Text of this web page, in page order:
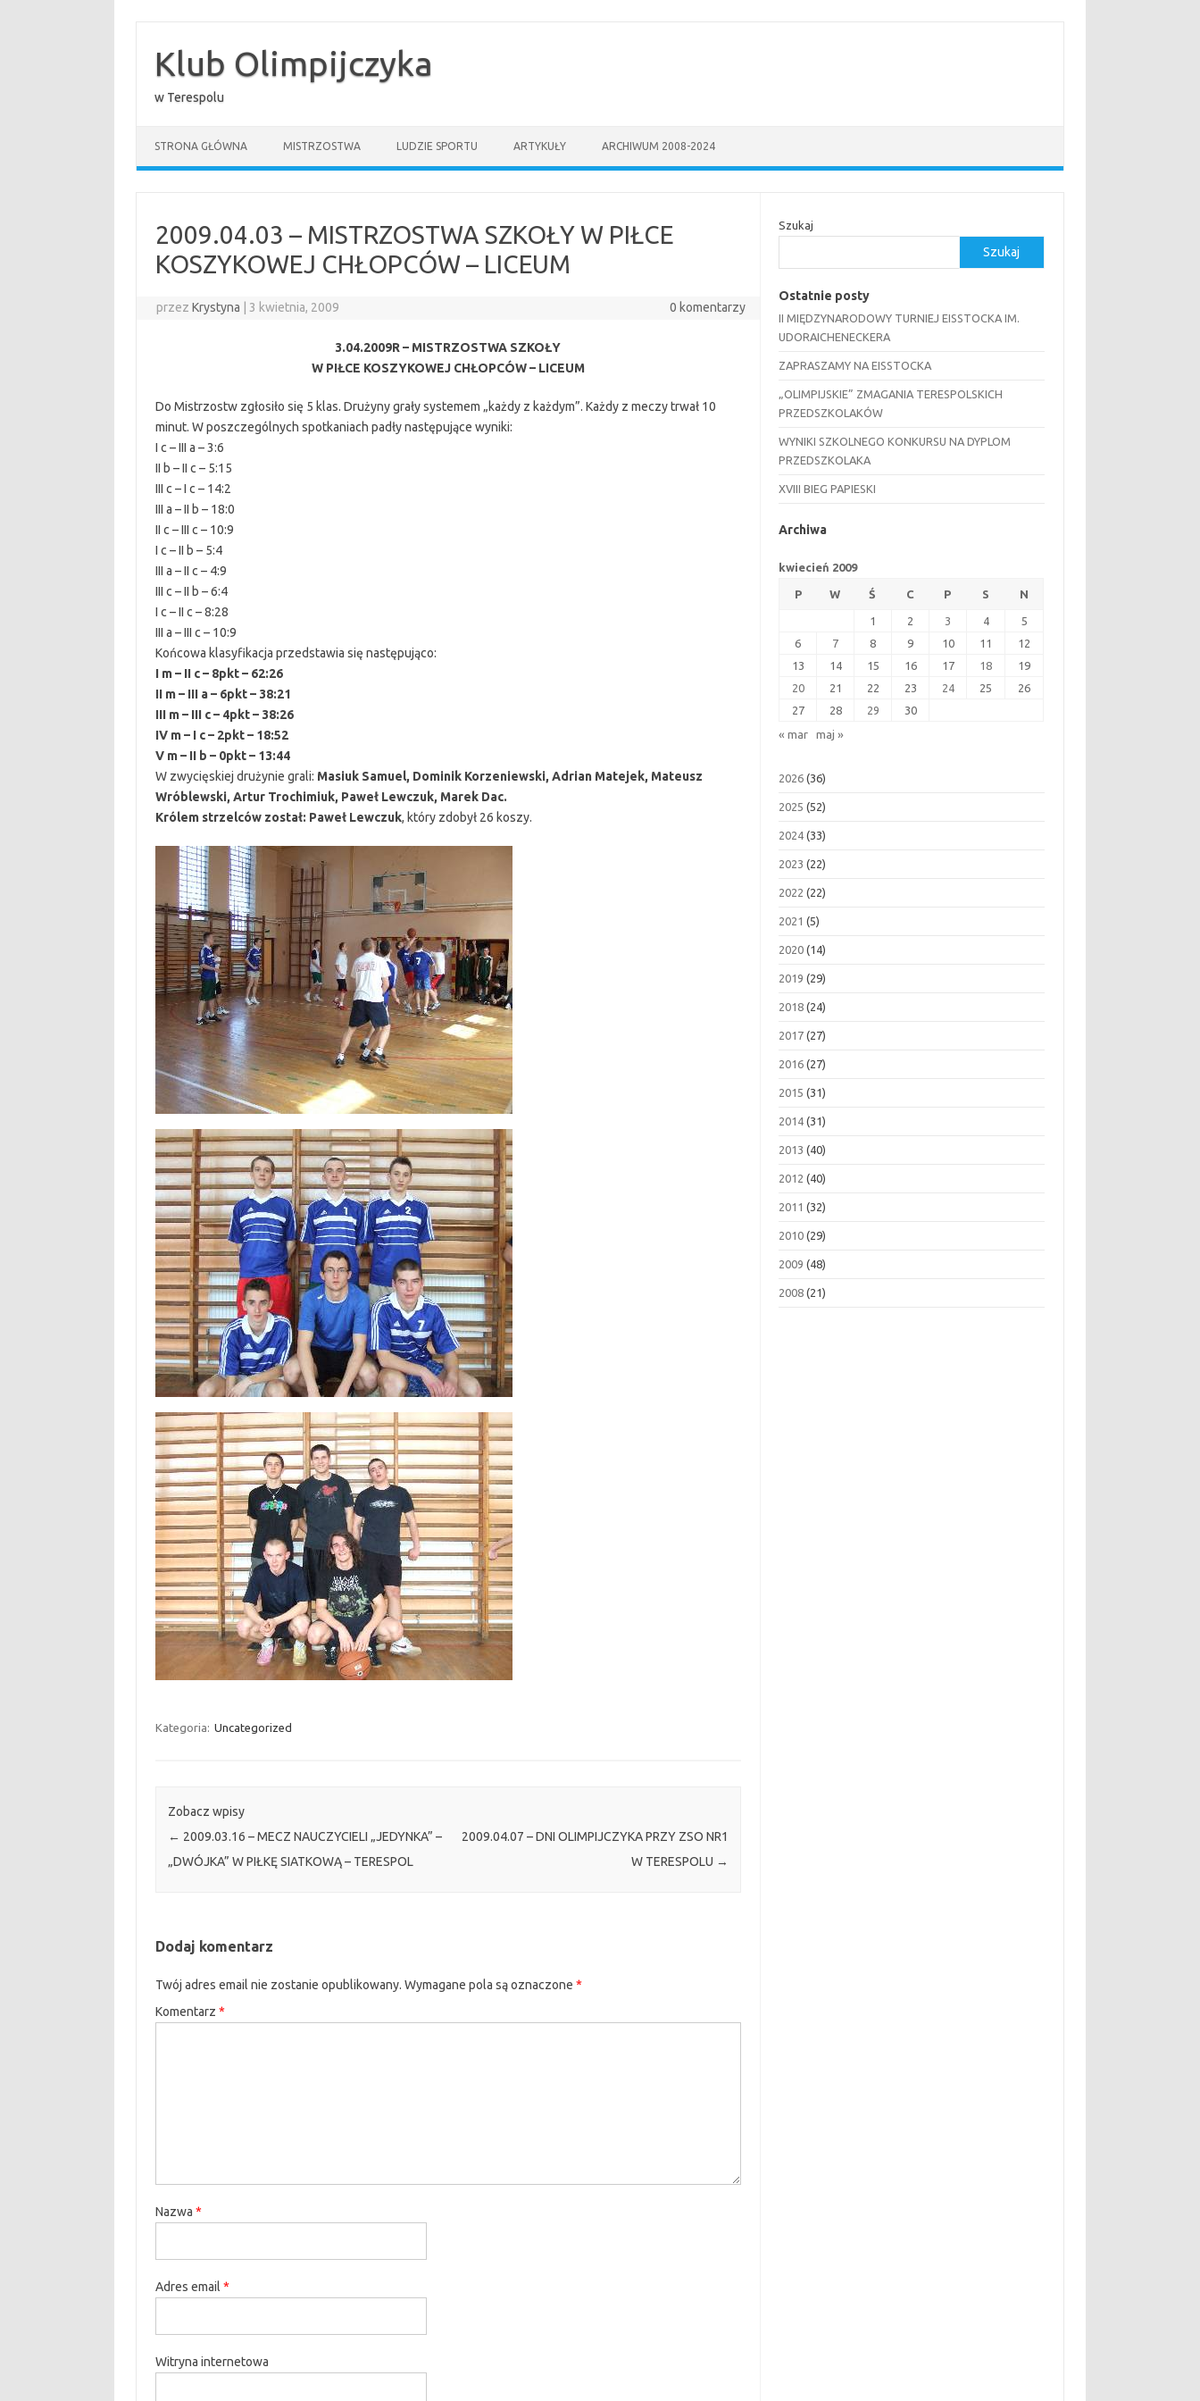
treściKlub Olimpijczyka
w Terespolu
STRONA GŁÓWNA MISTRZOSTWA LUDZIE SPORTU ARTYKUŁY ARCHIWUM 2008-2024
2009.04.03 – MISTRZOSTWA SZKOŁY W PIŁCE
KOSZYKOWEJ CHŁOPCÓW – LICEUM
przezKrystyna 3 kwietnia, 2009 0 komentarzy
3.04.2009R – MISTRZOSTWA SZKOŁY
W PIŁCE KOSZYKOWEJ CHŁOPCÓW – LICEUM
Do Mistrzostw zgłosiło się 5 klas. Drużyny grały systemem „każdy z każdym”. Każdy z meczy trwał 10
minut. W poszczególnych spotkaniach padły następujące wyniki:
I c – III a – 3:6
II b – II c – 5:15
III c – I c – 14:2
III a – II b – 18:0
II c – III c – 10:9
I c – II b – 5:4
III a – II c – 4:9
III c – II b – 6:4
I c – II c – 8:28
III a – III c – 10:9
Końcowa klasyfikacja przedstawia się następująco:
I m – II c – 8pkt – 62:26
II m – III a – 6pkt – 38:21
III m – III c – 4pkt – 38:26
IV m – I c – 2pkt – 18:52
V m – II b – 0pkt – 13:44
W zwycięskiej drużynie grali: Masiuk Samuel, Dominik Korzeniewski, Adrian Matejek, Mateusz
Wróblewski, Artur Trochimiuk, Paweł Lewczuk, Marek Dac.
Królem strzelców został: Paweł Lewczuk, który zdobył 26 koszy.
Kategoria: Uncategorized
Zobacz wpisy
← 2009.03.16 – MECZ NAUCZYCIELI „JEDYNKA” –
„DWÓJKA” W PIŁKĘ SIATKOWĄ – TERESPOL
2009.04.07 – DNI OLIMPIJCZYKA PRZY ZSO NR1
W TERESPOLU →
Dodaj komentarz
Twój adres email nie zostanie opublikowany. Wymagane pola są oznaczone *
Komentarz *
Nazwa *
Adres email *
Witryna internetowa
Szukaj
Szukaj
Ostatnie posty
II MIĘDZYNARODOWY TURNIEJ EISSTOCKA IM.
UDORAICHENECKERA
ZAPRASZAMY NA EISSTOCKA
„OLIMPIJSKIE” ZMAGANIA TERESPOLSKICH
PRZEDSZKOLAKÓW
WYNIKI SZKOLNEGO KONKURSU NA DYPLOM
PRZEDSZKOLAKA
XVIII BIEG PAPIESKI
Archiwa
kwiecień 2009
P W Ś C P S N
1 2 3 4
5
6
7 8 9 10 11
12
13
14 15 16 17 18
19
20
21 22 23 24 25
26
27
28 29 30
« mar maj »
2026 (36)
2025 (52)
2024 (33)
2023 (22)
2022 (22)
2021 (5)
2020 (14)
2019 (29)
2018 (24)
2017 (27)
2016 (27)
2015 (31)
2014 (31)
2013 (40)
2012 (40)
2011 (32)
2010 (29)
2009 (48)
2008 (21)